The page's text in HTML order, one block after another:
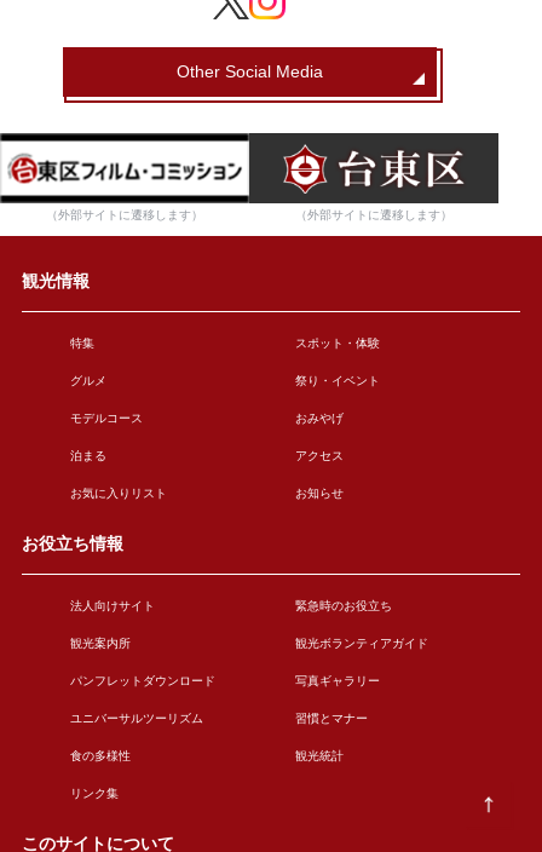
Other Social Media
（外部サイトに遷移します） （外部サイトに遷移します）
観光情報
特集 スポット・体験
グルメ 祭り・イベント
モデルコース おみやげ
泊まる アクセス
お気に入りリスト お知らせ
お役立ち情報
法人向けサイト 緊急時のお役立ち
観光案内所 観光ボランティアガイド
パンフレットダウンロード 写真ギャラリー
ユニバーサルツーリズム 習慣とマナー
食の多様性 観光統計
リンク集
このサイトについて